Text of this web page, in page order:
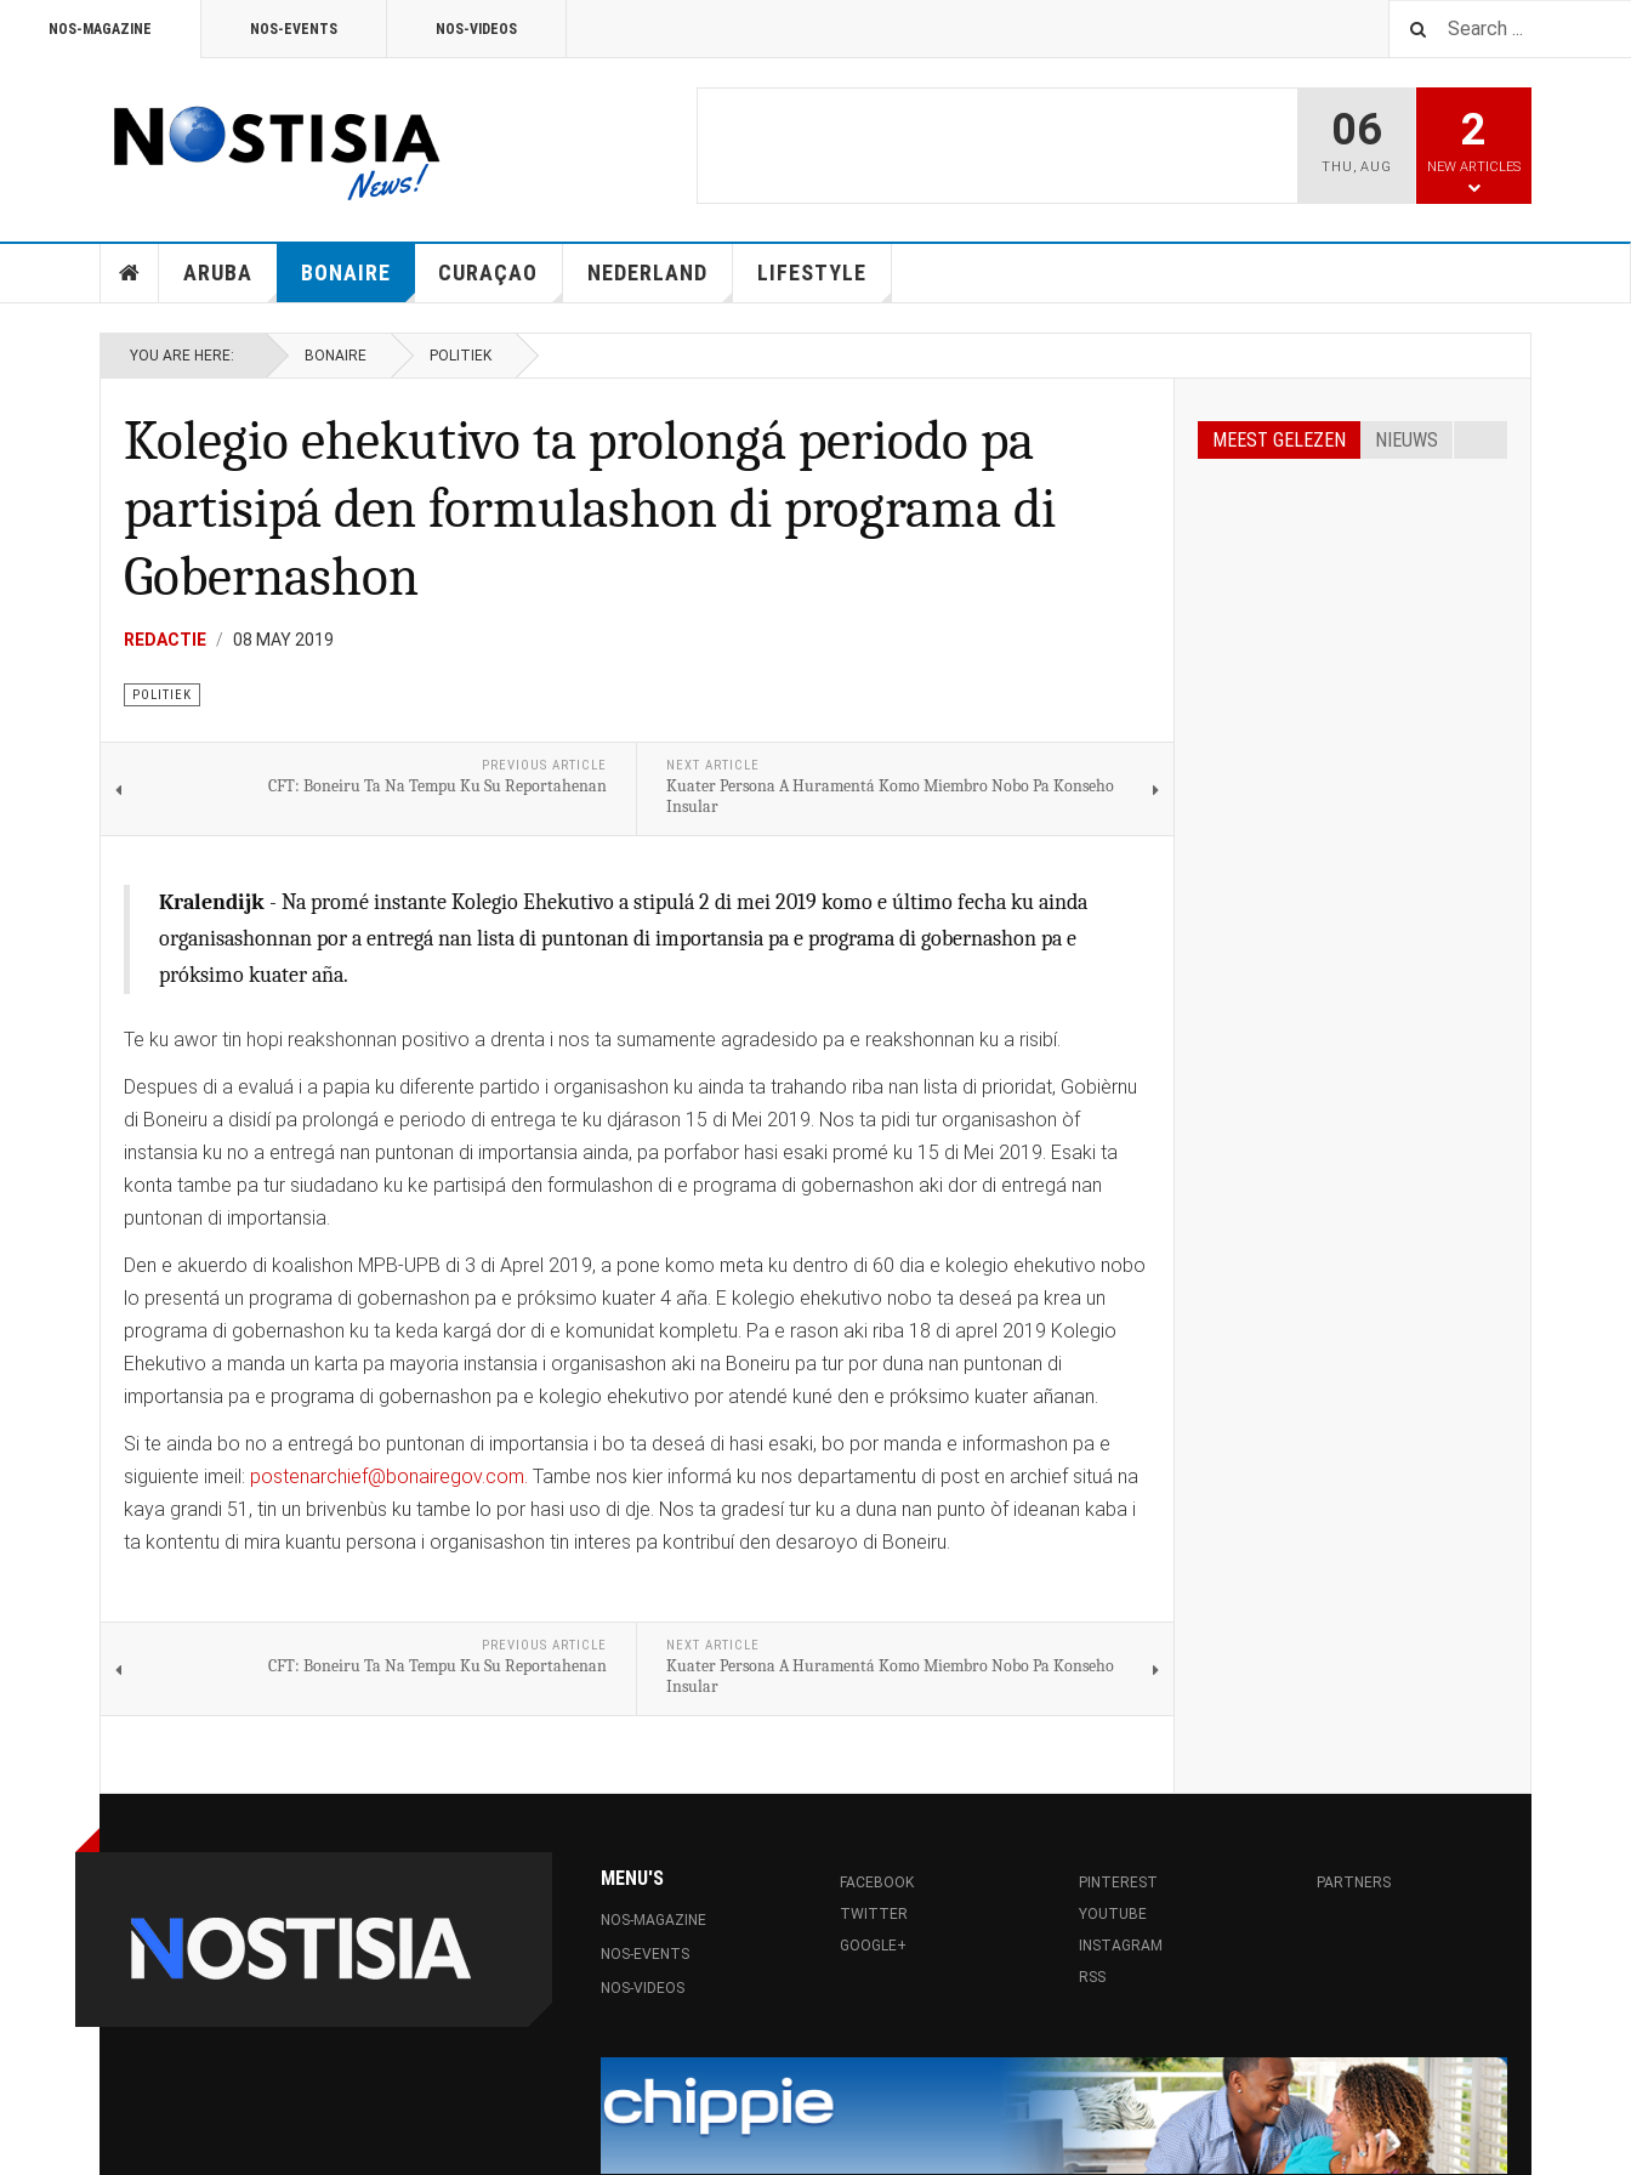
NOS-MAGAZINE NOS-EVENTS NOS-VIDEOS
06
THU , AUG
2
NEW ARTICLES
ARUBA BONAIRE CURAÇAO NEDERLAND LIFESTYLE
YOU ARE HERE: BONAIRE POLITIEK
Kolegio ehekutivo ta prolongá periodo pa
partisipá den formulashon di programa di
Gobernashon
REDACTIE 08 MAY 2019
POLITIEK
PREVIOUS ARTICLE
CFT: Boneiru Ta Na Tempu Ku Su Reportahenan
NEXT ARTICLE
Kuater Persona A Huramentá Komo Miembro Nobo Pa Konseho
Insular
Kralendijk - Na promé instante Kolegio Ehekutivo a stipulá 2 di mei 2019 komo e último fecha ku ainda
organisashonnan por a entregá nan lista di puntonan di importansia pa e programa di gobernashon pa e
próksimo kuater aña.
Te ku awor tin hopi reakshonnan positivo a drenta i nos ta sumamente agradesido pa e reakshonnan ku a risibí.
Despues di a evaluá i a papia ku diferente partido i organisashon ku ainda ta trahando riba nan lista di prioridat, Gobièrnu
di Boneiru a disidí pa prolongá e periodo di entrega te ku djárason 15 di Mei 2019. Nos ta pidi tur organisashon òf
instansia ku no a entregá nan puntonan di importansia ainda, pa porfabor hasi esaki promé ku 15 di Mei 2019. Esaki ta
konta tambe pa tur siudadano ku ke partisipá den formulashon di e programa di gobernashon aki dor di entregá nan
puntonan di importansia.
Den e akuerdo di koalishon MPB-UPB di 3 di Aprel 2019, a pone komo meta ku dentro di 60 dia e kolegio ehekutivo nobo
lo presentá un programa di gobernashon pa e próksimo kuater 4 aña. E kolegio ehekutivo nobo ta deseá pa krea un
programa di gobernashon ku ta keda kargá dor di e komunidat kompletu. Pa e rason aki riba 18 di aprel 2019 Kolegio
Ehekutivo a manda un karta pa mayoria instansia i organisashon aki na Boneiru pa tur por duna nan puntonan di
importansia pa e programa di gobernashon pa e kolegio ehekutivo por atendé kuné den e próksimo kuater añanan.
Si te ainda bo no a entregá bo puntonan di importansia i bo ta deseá di hasi esaki, bo por manda e informashon pa e
siguiente imeil: postenarchief@bonairegov.com. Tambe nos kier informá ku nos departamentu di post en archief situá na
kaya grandi 51, tin un brivenbùs ku tambe lo por hasi uso di dje. Nos ta gradesí tur ku a duna nan punto òf ideanan kaba i
ta kontentu di mira kuantu persona i organisashon tin interes pa kontribuí den desaroyo di Boneiru.
PREVIOUS ARTICLE
CFT: Boneiru Ta Na Tempu Ku Su Reportahenan
NEXT ARTICLE
Kuater Persona A Huramentá Komo Miembro Nobo Pa Konseho
Insular
MEEST GELEZEN NIEUWS
MENU'S
NOS-MAGAZINE
NOS-EVENTS
NOS-VIDEOS
FACEBOOK
TWITTER
GOOGLE+
PINTEREST
YOUTUBE
INSTAGRAM
RSS
PARTNERS